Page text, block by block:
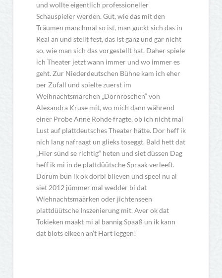
und wollte eigentlich professioneller
Schauspieler werden. Gut, wie das mit den
Träumen manchmal so ist, man guckt sich das in
Real an und stellt fest, das ist ganz und gar nicht
so, wie man sich das vorgestellt hat. Daher spiele
ich Theater jetzt wann immer und wo immer es
geht. Zur Niederdeutschen Bühne kam ich eher
per Zufall und spielte zuerst im
Weihnachtsmärchen „Dörnröschen“ von
Alexandra Kruse mit, wo mich dann während
einer Probe Anne Rohde fragte, ob ich nicht mal
Lust auf plattdeutsches Theater hätte. Dor heff ik
nich lang nafraagt un glieks toseggt. Bald hett dat
„Hier sünd se richtig“ heten und siet düssen Dag
heff ik mi in de plattdüütsche Spraak verleeft.
Dorüm bün ik ok dorbi blieven und speel nu al
siet 2012 jümmer mal wedder bi dat
Wiehnachtsmäärken oder jichtenseen
plattdüütsche Inszenierung mit. Aver ok dat
Tokieken maakt mi al bannig Spaaß un ik kann
dat blots elkeen an’t Hart leggen!